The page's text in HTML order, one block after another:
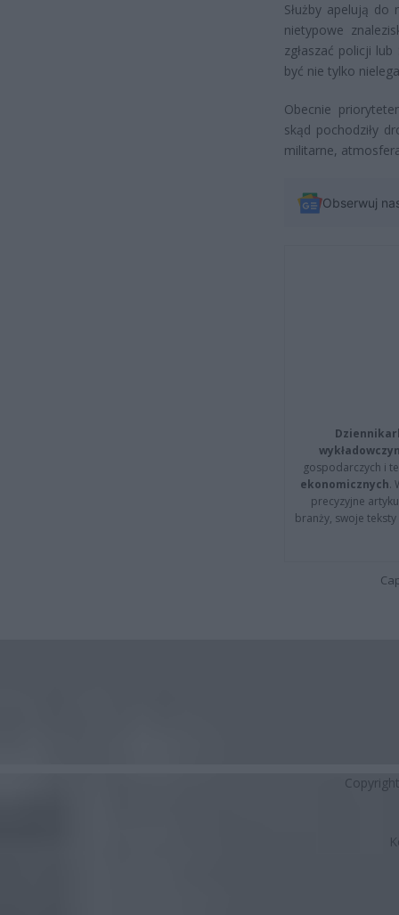
Służby apelują do
nietypowe
zgłaszać policji
być nie tylko
Obecnie
skąd pochodziły
militarne,
Obserwuj
gospodarczych i
ekonomicznych.
precyzyjne
branży, swoje